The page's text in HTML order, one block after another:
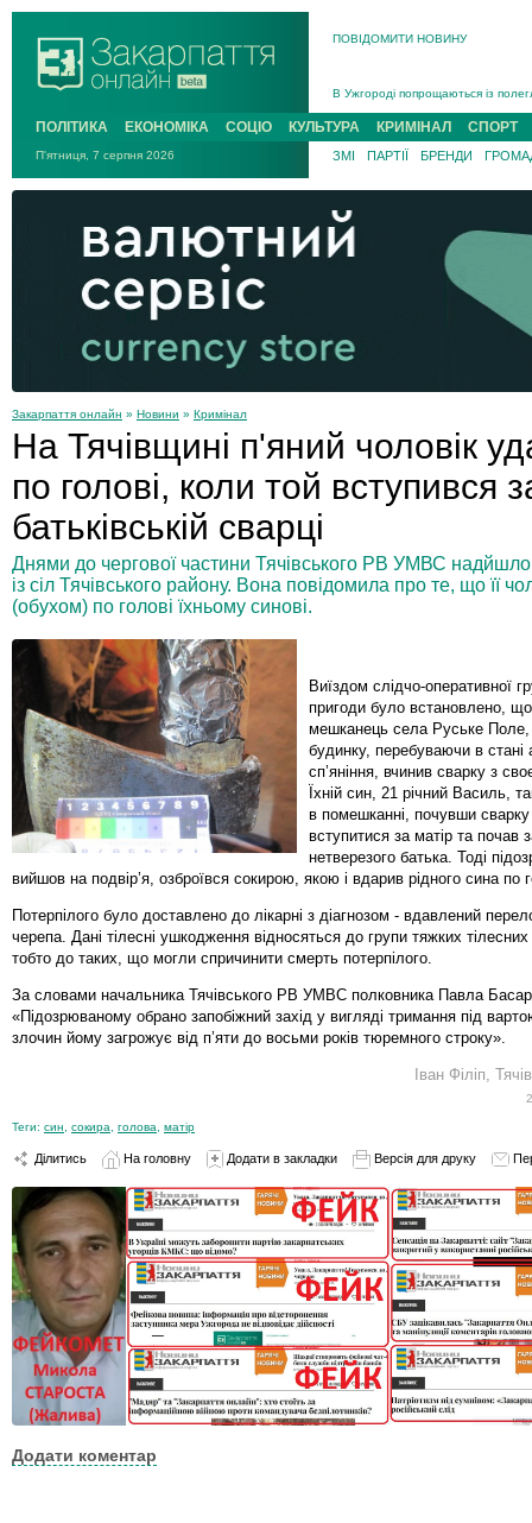
ПОВІДОМИТИ НОВИНУ
В Ужгороді попрощаються із
В Ужгороді 5 серпня
Підтвердили загибель
На війні з рф поліг військовий з
На Хустщині внаслідок ДТП за
Інструктора районного ТЦК на
ПОЛІТИКА ЕКОНОМІКА СОЦІО КУЛЬТУРА КРИМІНАЛ СПОРТ
П'ятниця, 7 серпня 2026 ЗМІ ПАРТІЇ БРЕНДИ
Закарпаття онлайн » Новини » Кримінал
На Тячівщині п'яний чоловік
по голові, коли той вступився
батьківській сварці
Днями до чергової частини Тячівського РВ УМВС
із сіл Тячівського району. Вона повідомила про те, що її
(обухом) по голові їхньому синові.
Виїздом слідчо-оперативної
пригоди було встановлено, що
мешканець села Руське
будинку, перебуваючи в стані
сп’яніння, вчинив сварку з
Їхній син, 21 річний Василь,
в помешканні, почувши сварку
вступитися за матір та почав
нетверезого батька. Тоді
вийшов на подвір’я, озброївся сокирою, якою і вдарив рідного сина по
Потерпілого було доставлено до лікарні з діагнозом - вдавлений
черепа. Дані тілесні ушкодження відносяться до групи тяжких
тобто до таких, що могли спричинити смерть потерпілого.
За словами начальника Тячівського РВ УМВС полковника Павла
«Підозрюваному обрано запобіжний захід у вигляді тримання під
злочин йому загрожує від п’яти до восьми років тюремного строку».
Іван Філіп,
Теги: син сокира голова матір
Ділитись На головну Додати в закладки Версія для друку
Додати коментар